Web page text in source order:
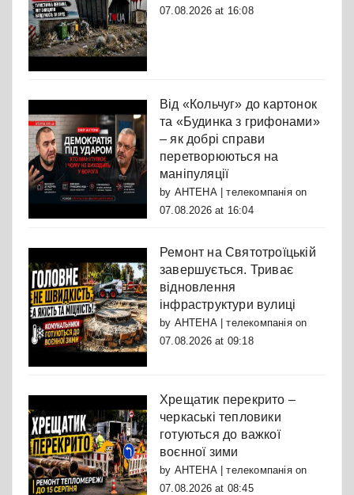
07.08.2026 at 16:08
Від «Кольчуг» до картонок
та «Будинка з грифонами»
– як добрі справи
перетворюються на
маніпуляції
by АНТЕНА | телекомпаніяon
07.08.2026 at 16:04
Ремонт на Святотроїцькій
завершується. Триває
відновлення
інфраструктури вулиці
by АНТЕНА | телекомпаніяon
07.08.2026 at 09:18
Хрещатик перекрито –
черкаські тепловики
готуються до важкої
воєнної зими
by АНТЕНА | телекомпаніяon
07.08.2026 at 08:45